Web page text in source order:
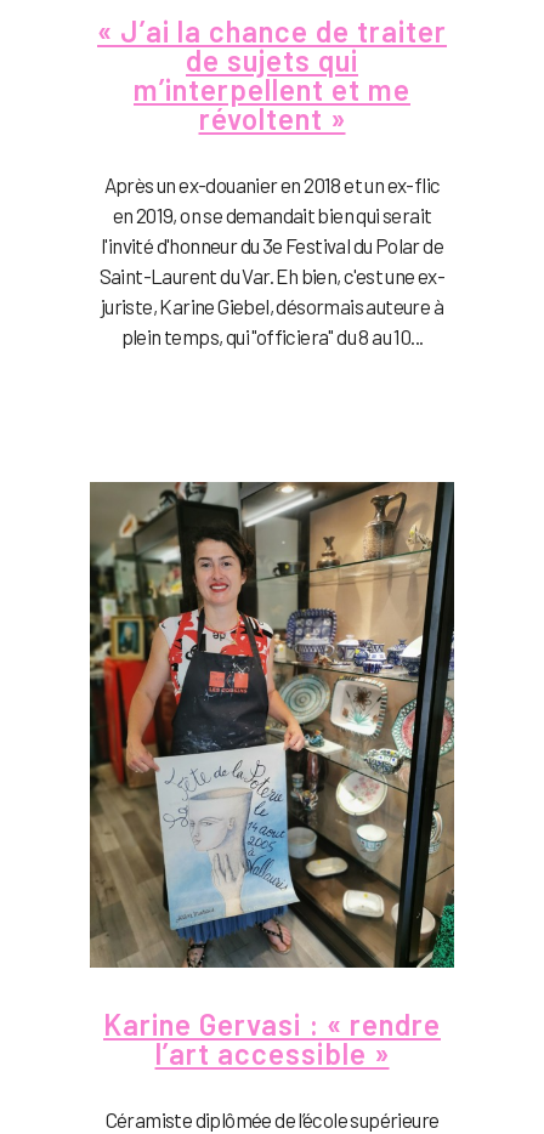
« J’ai la chance de traiter
de sujets qui
m’interpellent et me
révoltent »
Après un ex-douanier en 2018 et un ex-flic
en 2019, on se demandait bien qui serait
l'invité d'honneur du 3e Festival du Polar de
Saint-Laurent du Var. Eh bien, c'est une ex-
juriste, Karine Giebel, désormais auteure à
plein temps, qui "officiera" du 8 au 10...
Karine Gervasi : « rendre
l’art accessible »
Céramiste diplômée de l’école supérieure